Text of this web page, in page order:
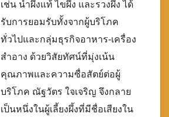
เช่น น้ำผึ้งแท้ ไขผึ้ง และรวงผึ้ง ได้
รับการยอมรับทั้งจากผู้บริโภค
ทั่วไปและกลุ่มธุรกิจอาหาร-เครื่อง
สำอาง ด้วยวิสัยทัศน์ที่มุ่งเน้น
คุณภาพและความซื่อสัตย์ต่อผู้
บริโภค ณัฐวัตร ใจเจริญ จึงกลาย
เป็นหนึ่งในผู้เลี้ยงผึ้งที่มีชื่อเสียงใน